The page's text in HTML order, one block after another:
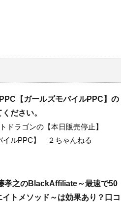
【ガールズモバイルPPC】の
ださい。
ドラゴンの【本日販売停止】
イルPPC】 ２ちゃんねる
孝之のBlackAffiliate～最速で50
トメソッド～は効果あり？口コ